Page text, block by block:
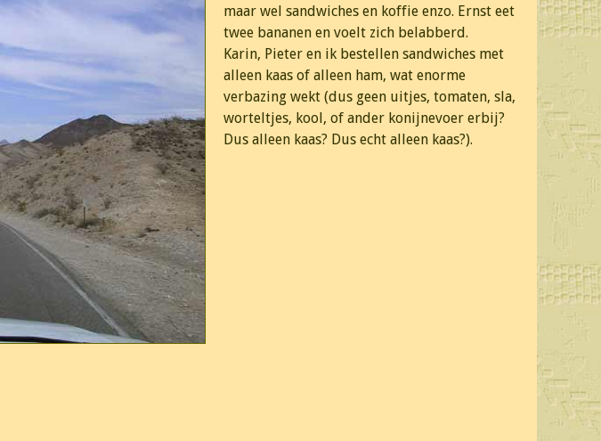
maar wel sandwiches en koffie enzo. Ernst eet
twee bananen en voelt zich belabberd.
Karin, Pieter en ik bestellen sandwiches met
alleen kaas of alleen ham, wat enorme
verbazing wekt (dus geen uitjes, tomaten, sla,
worteltjes, kool, of ander konijnevoer erbij?
Dus alleen kaas? Dus echt alleen kaas?).